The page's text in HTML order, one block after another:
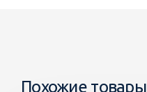
Похожие товары